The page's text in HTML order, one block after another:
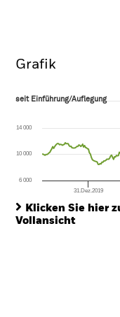
Grafik
seit Einführung/Auflegung
The chart has 1 X axis
The chart has 1 Y axis
seit Einführung/Auflegung
31.Dez.2019
6 000
10 000
14 000
Klicken Sie hier
Vollansicht